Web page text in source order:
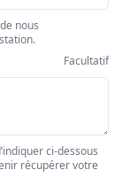
nous
Facultatif
ci-dessous
récupérer votre